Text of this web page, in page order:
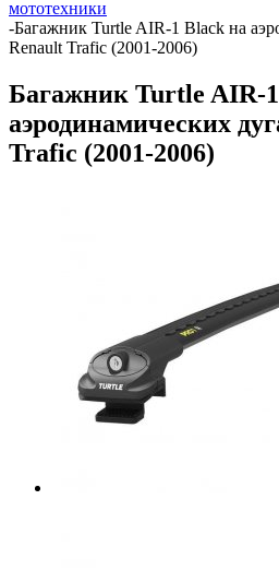
мототехники
-Багажник Turtle AIR-1 Black на
Renault Trafic (2001-2006)
Багажник Turtle AIR-
аэродинамических
Trafic (2001-2006)